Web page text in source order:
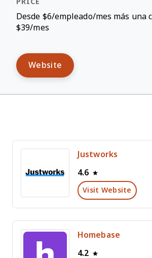
Desde $6/empleado/mes más una
$39/mes
Website
Justworks
4.6
Visit Website
Homebase
4.2